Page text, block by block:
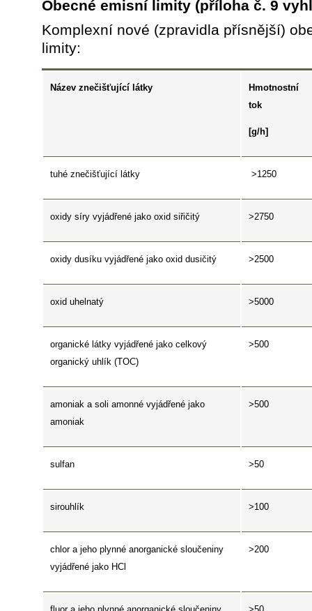
Obecné emisní limity (příloha č. 9
Komplexní nové (zpravidla přísnější)
limity:
Název znečišťující látky
Hmotnostní
tok
[g/h]
tuhé znečišťující látky >1250
oxidy síry vyjádřené jako oxid siřičitý >2750
oxidy dusíku vyjádřené jako oxid dusičitý >2500
oxid uhelnatý >5000
organické látky vyjádřené jako celkový
organický uhlík (TOC)
>500
amoniak a soli amonné vyjádřené jako
amoniak
>500
sulfan >50
sirouhlík >100
chlor a jeho plynné anorganické sloučeniny
vyjádřené jako HCl
>200
fluor a jeho plynné anorganické sloučeniny
>50